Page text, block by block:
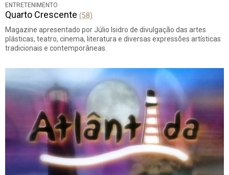
ENTRETENIMENTO
Quarto Crescente (58)
Magazine apresentado por Júlio Isidro de divulgação das artes
plásticas, teatro, cinema, literatura e diversas expressões artísticas
tradicionais e contemporâneas.